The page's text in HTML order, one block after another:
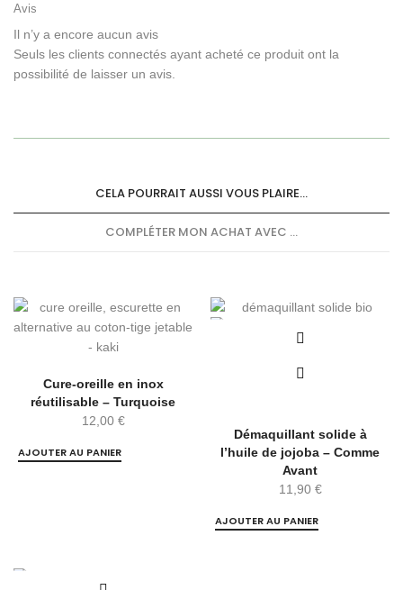
Avis
Il n’y a encore aucun avis
Seuls les clients connectés ayant acheté ce produit ont la
possibilité de laisser un avis.
CELA POURRAIT AUSSI VOUS PLAIRE...
COMPLÉTER MON ACHAT AVEC ...
Cure-oreille en inox
réutilisable – Turquoise
12,00 €
AJOUTER AU PANIER
Démaquillant solide à
l’huile de jojoba – Comme
Avant
11,90 €
AJOUTER AU PANIER